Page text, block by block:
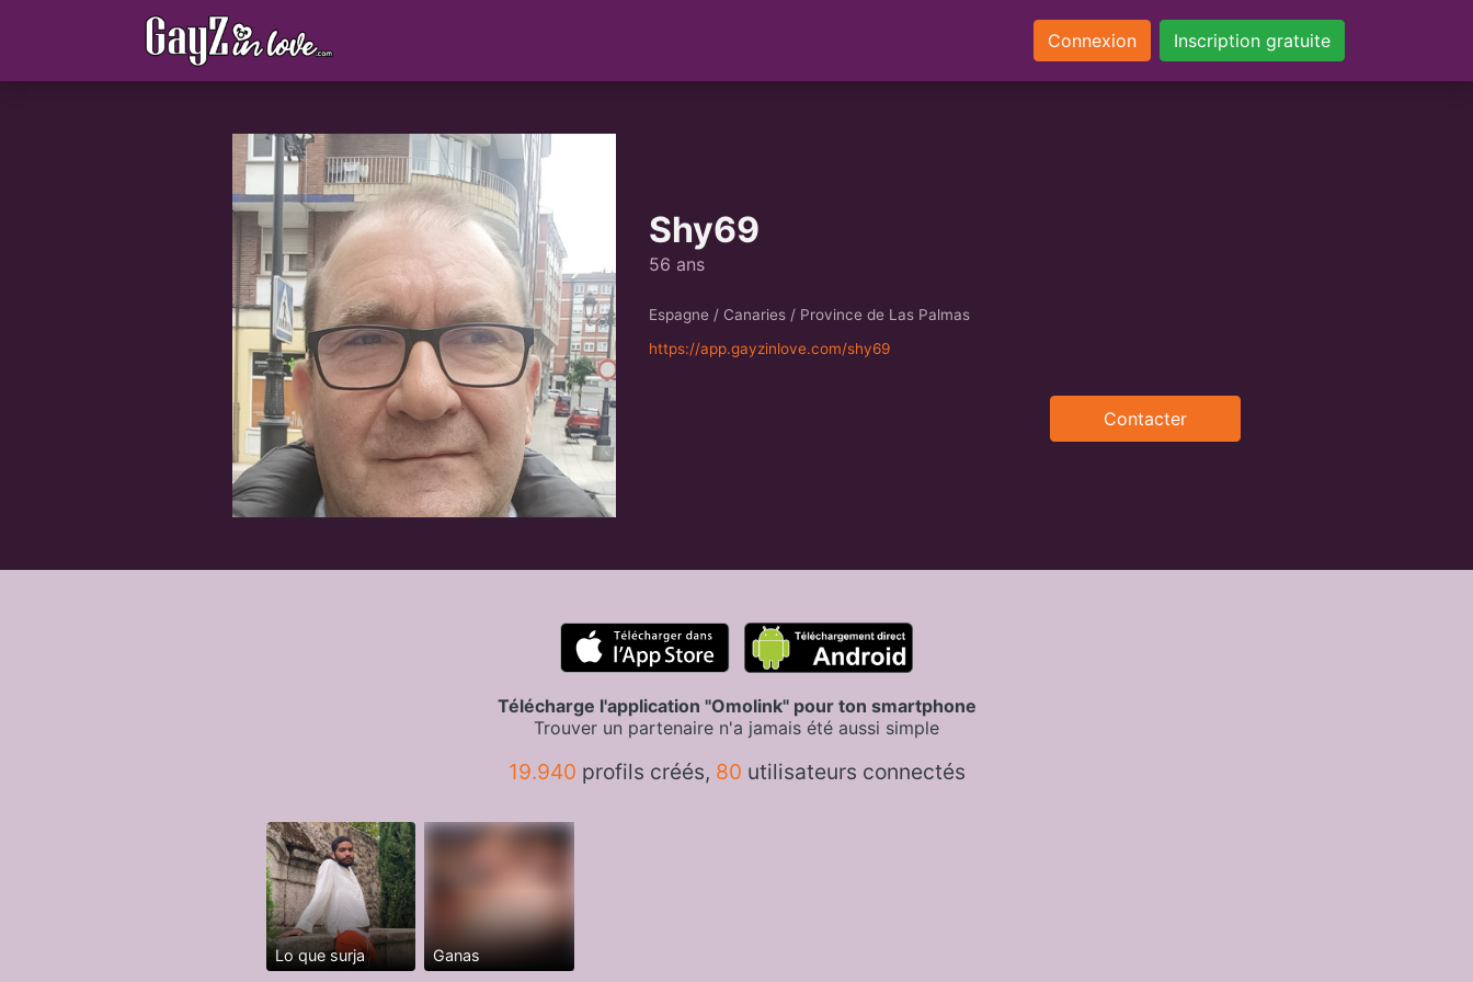
Connexion Inscription gratuite
Shy69
56 ans
Espagne / Canaries / Province de Las Palmas
https://app.gayzinlove.com/shy69
Contacter
Télécharge l'application "Omolink" pour ton smartphone
Trouver un partenaire n'a jamais été aussi simple
19.940 profils créés, 80 utilisateurs connectés
Lo que surja Ganas